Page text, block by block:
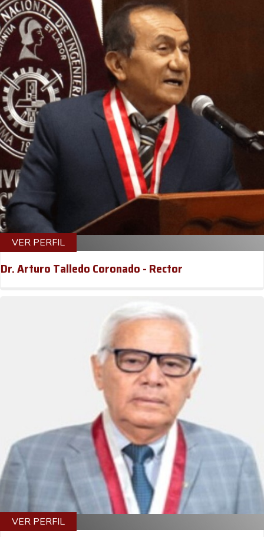
VER PERFIL
Dr. Arturo Talledo Coronado - Rector
VER PERFIL